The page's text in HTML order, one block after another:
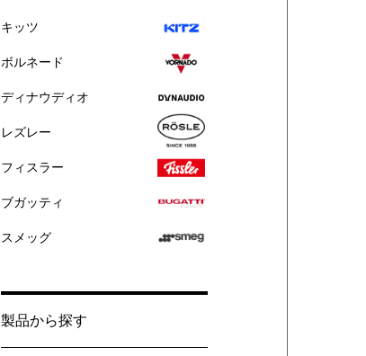
キッツ
ボルネード
ディナウディオ
レズレー
フィスラー
ブガッティ
スメッグ
製品から探す